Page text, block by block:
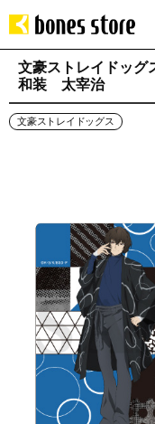
文豪ストレイドッグ
和装 太宰治
文豪ストレイドッグス